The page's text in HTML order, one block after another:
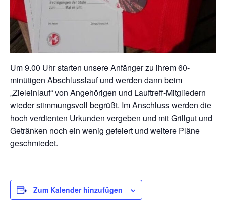
Um 9.00 Uhr starten unsere Anfänger zu ihrem 60-
minütigen Abschlusslauf und werden dann beim
„Zieleinlauf“ von Angehörigen und Lauftreff-Mitgliedern
wieder stimmungsvoll begrüßt. Im Anschluss werden die
hoch verdienten Urkunden vergeben und mit Grillgut und
Getränken noch ein wenig gefeiert und weitere Pläne
geschmiedet.
Zum Kalender hinzufügen